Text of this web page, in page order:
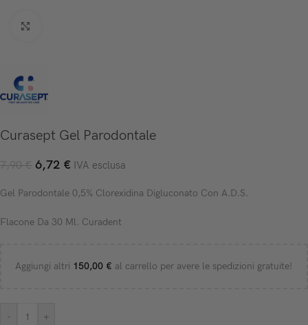
Curasept Gel Parodontale
7,90€ 6,72 € IVA esclusa
Gel Parodontale 0,5% Clorexidina Digluconato Con A.D.S.
Flacone Da 30 Ml. Curadent
Aggiungi altri 150,00 € al carrello per avere le spedizioni gratuite!
- +